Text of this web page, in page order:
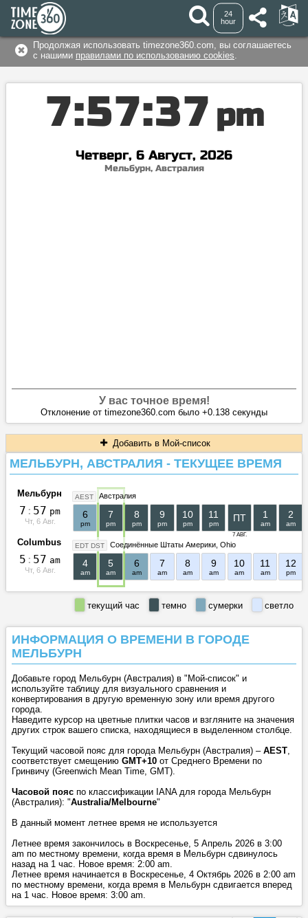
24
hour
Продолжая использовать timezone360.com, вы соглашаетесь
с нашими правилами по использованию cookies
7:57:38 pm
Четверг, 6 Август, 2026
Мельбурн, Австралия
У вас точное время!
Отклонение от timezone360.com было +0.138 секунды
Добавить в Мой-список
МЕЛЬБУРН, АВСТРАЛИЯ - ТЕКУЩЕЕ ВРЕМЯ
Мельбурн AEST Австралия
7 : 57 pm
Чт, 6 Авг.
6
pm
7
pm
8
pm
9
pm
10
pm
11
pm
7 АВГ.
ПТ 1
am
2
am
Columbus EDT DST Соединённые Штаты Америки Ohio
5 : 57 am
Чт, 6 Авг.
4
am
5
am
6
am
7
am
8
am
9
am
10
am
11
am
12
pm
светло
сумерки
темно
текущий час
ИНФОРМАЦИЯ О ВРЕМЕНИ В ГОРОДЕ
МЕЛЬБУРН
Добавьте город Мельбурн (Австралия) в "Мой-список" и
используйте таблицу для визуального сравнения и
конвертирования в другую временную зону или время другого
города.
Наведите курсор на цветные плитки часов и взгляните на значения
других строк вашего списка, находящиеся в выделенном столбце.
Текущий часовой пояс для города Мельбурн (Австралия) – AEST,
соответствует смещению GMT+10 от Среднего Времени по
Гринвичу (Greenwich Mean Time, GMT).
Часовой пояс по классификации IANA для города Мельбурн
(Австралия): "Australia/Melbourne"
В данный момент летнее время не используется
Летнее время закончилось в Воскресенье, 5 Апрель 2026 в 3:00
am по местному времени, когда время в Мельбурн сдвинулось
назад на 1 час. Новое время: 2:00 am.
Летнее время начинается в Воскресенье, 4 Октябрь 2026 в 2:00 am
по местному времени, когда время в Мельбурн сдвигается вперед
на 1 час. Новое время: 3:00 am.